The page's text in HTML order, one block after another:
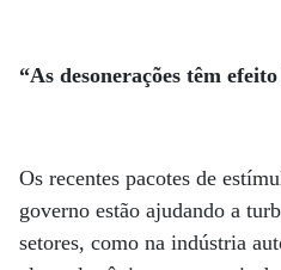
“As desonerações têm
Os recentes pacotes de
governo estão ajudando a
setores, como na indústria